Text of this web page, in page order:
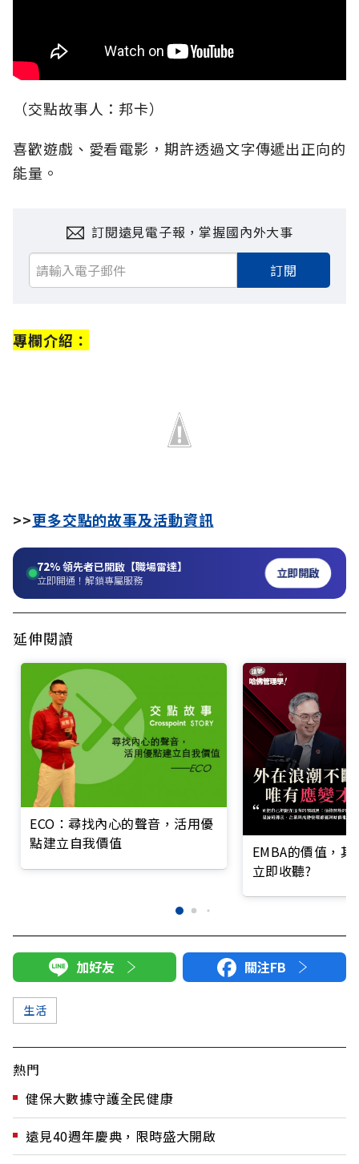
（交點故事人：邦卡）
喜歡遊戲、愛看電影，期許透過文字傳遞出正向的
能量。
訂閱遠見電子報，掌握國內外大事
訂閱
專欄介紹：
>>更多交點的故事及活動資訊
72%領先者已開啟【職場雷達】
立即開通！解鎖專屬服務 立即開啟
延伸閱讀
ECO：尋找內心的聲音，活用優
點建立自我價值
EMBA的價值，
立即收聽?
加好友 關注FB
生活
熱門
健保大數據守護全民健康
遠見40週年慶典，限時盛大開啟